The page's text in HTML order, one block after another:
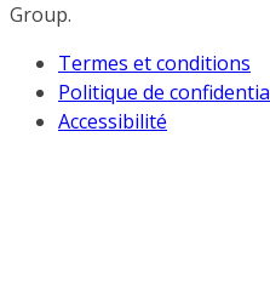
Group.
Termes et conditions
Politique de
Accessibilité